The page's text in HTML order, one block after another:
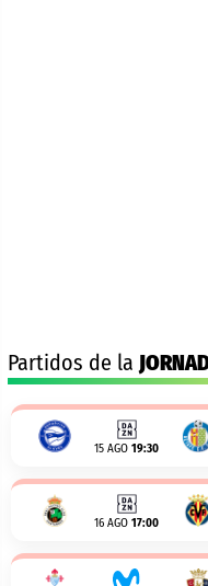
Partidos de la
15 AGO 19:30
16 AGO 17:00